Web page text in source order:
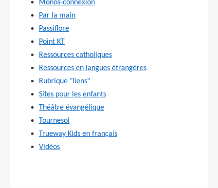
Monos-connexion
Par la main
Passiflore
Point KT
Ressources catholiques
Ressources en langues étrangères
Rubrique "liens"
Sites pour les enfants
Théâtre évangélique
Tournesol
Trueway Kids en français
Vidéos